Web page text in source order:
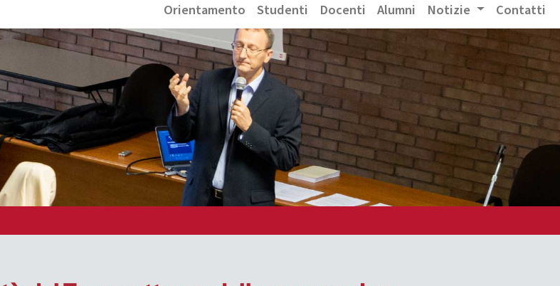
Orientamento Studenti Docenti Alumni Notizie Contatti